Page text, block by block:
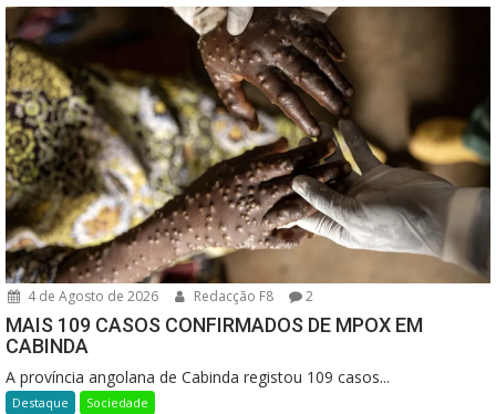
4 de Agosto de 2026 Redacção F8 2
MAIS 109 CASOS CONFIRMADOS DE MPOX EM
CABINDA
A província angolana de Cabinda registou 109 casos...
Destaque Sociedade